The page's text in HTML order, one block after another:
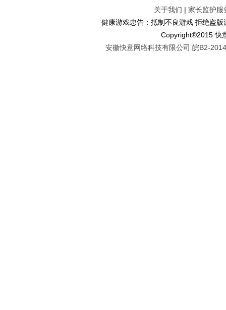
关于我们 | 家长监护服
健康游戏忠告：抵制不良游戏 拒绝盗
Copyright®2015 快
安徽快意网络科技有限公司 皖B2-